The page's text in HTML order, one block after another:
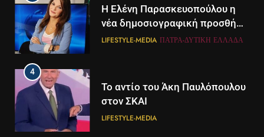
Η Ελένη Παρασκευοπούλου η
νέα δημοσιογραφική προσθήκη
του ΣΚΑΪ στην Πάτρα
LIFESTYLE-MEDIA ΠΆΤΡΑ-ΔΥΤΙΚΉ ΕΛΛΆΔΑ
4
Το αντίο του Άκη Παυλόπουλου
στον ΣΚΑΙ
LIFESTYLE-MEDIA